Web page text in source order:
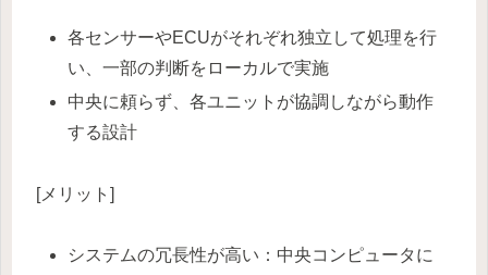
各センサーやECUがそれぞれ独立して処理を行
い、一部の判断をローカルで実施
中央に頼らず、各ユニットが協調しながら動作
する設計
[メリット]
システムの冗長性が高い：中央コンピュータに